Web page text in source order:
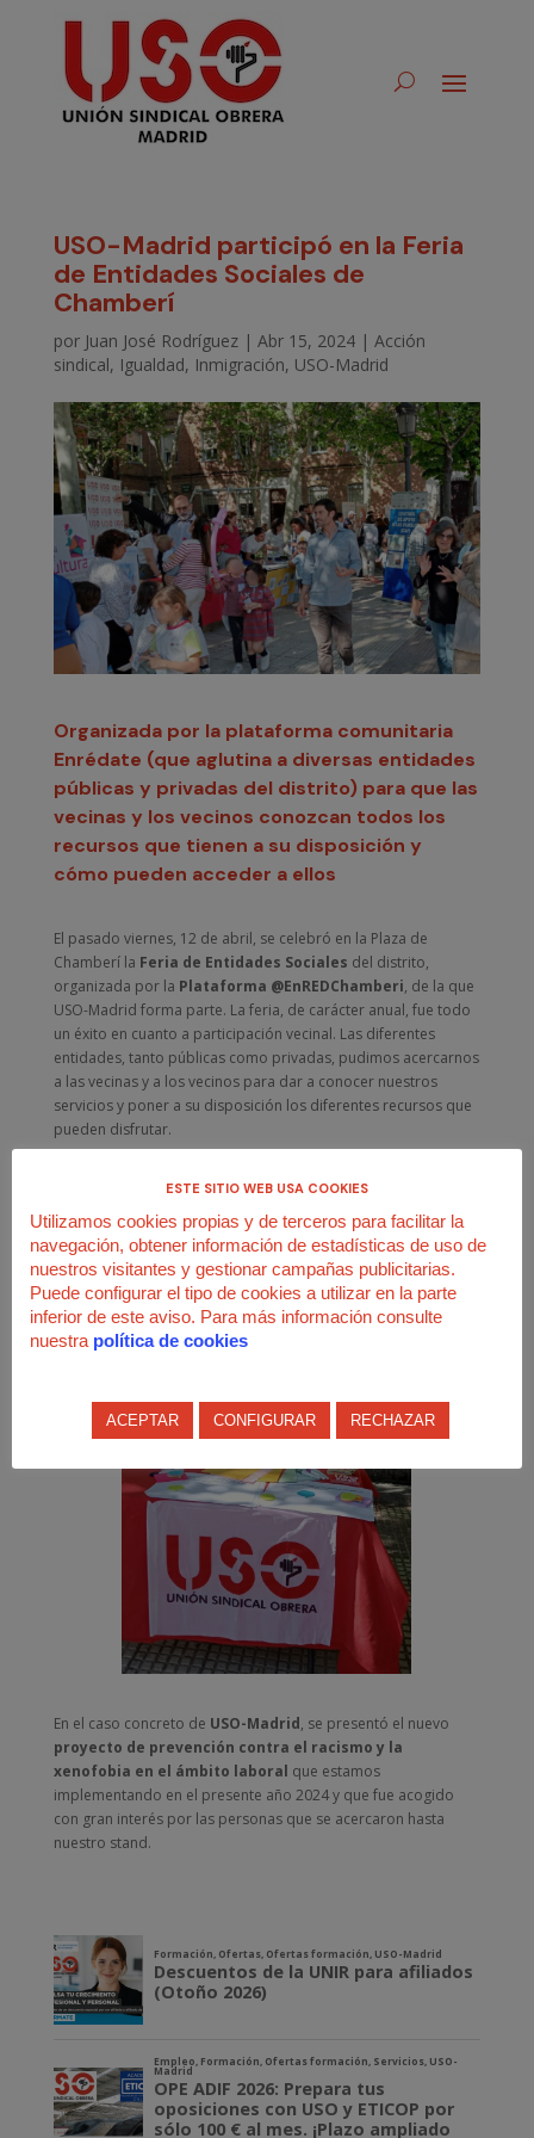
USO-Madrid participó en la Feria
de Entidades Sociales de
Chamberí
por Juan José Rodríguez| Abr 15, 2024| Acción
sindical, Igualdad, Inmigración, USO-Madrid
Organizada por la plataforma comunitaria
Enrédate (que aglutina a diversas entidades
públicas y privadas del distrito) para que las
vecinas y los vecinos conozcan todos los
recursos que tienen a su disposición y
cómo pueden acceder a ellos
El pasado viernes, 12 de abril, se celebró en la Plaza de
Chamberí la Feria de Entidades Sociales del distrito,
organizada por la Plataforma @EnREDChamberi, de la que
USO-Madrid forma parte. La feria, de carácter anual, fue todo
un éxito en cuanto a participación vecinal. Las diferentes
entidades, tanto públicas como privadas, pudimos acercarnos
a las vecinas y a los vecinos para dar a conocer nuestros
servicios y poner a su disposición los diferentes recursos que
pueden disfrutar.
En el caso concreto de USO-Madrid, se presentó el nuevo
proyecto de prevención contra el racismo y la
xenofobia en el ámbito laboral que estamos
implementando en el presente año 2024 y que fue acogido
con gran interés por las personas que se acercaron hasta
nuestro stand.
ESTE SITIO WEB USA COOKIES
Utilizamos cookies propias y de terceros para facilitar la
navegación, obtener información de estadísticas de uso de
nuestros visitantes y gestionar campañas publicitarias.
Puede configurar el tipo de cookies a utilizar en la parte
inferior de este aviso. Para más información consulte
nuestra política de cookies
ACEPTAR CONFIGURAR RECHAZAR